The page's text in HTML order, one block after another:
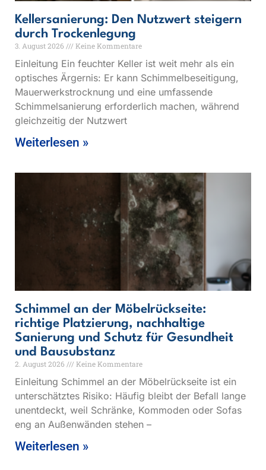
Kellersanierung: Den Nutzwert steigern
durch Trockenlegung
3. August 2026 Keine Kommentare
Einleitung Ein feuchter Keller ist weit mehr als ein
optisches Ärgernis: Er kann Schimmelbeseitigung,
Mauerwerkstrocknung und eine umfassende
Schimmelsanierung erforderlich machen, während
gleichzeitig der Nutzwert
Weiterlesen »
Schimmel an der Möbelrückseite:
richtige Platzierung, nachhaltige
Sanierung und Schutz für Gesundheit
und Bausubstanz
2. August 2026 Keine Kommentare
Einleitung Schimmel an der Möbelrückseite ist ein
unterschätztes Risiko: Häufig bleibt der Befall lange
unentdeckt, weil Schränke, Kommoden oder Sofas
eng an Außenwänden stehen –
Weiterlesen »